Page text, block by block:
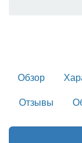
Обзор
Отзывы